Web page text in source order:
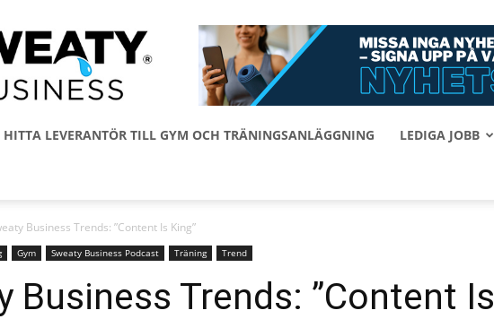
Sweaty
Business
HITTA LEVERANTÖR TILL GYM OCH TRÄNINGSANLÄGGNING LEDIGA JOBB
Business Trends: ”Content Is King”
Gym Sweaty Business Podcast Träning Trend
Business Trends: ”Content Is